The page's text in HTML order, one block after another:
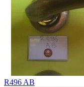
R496 AB